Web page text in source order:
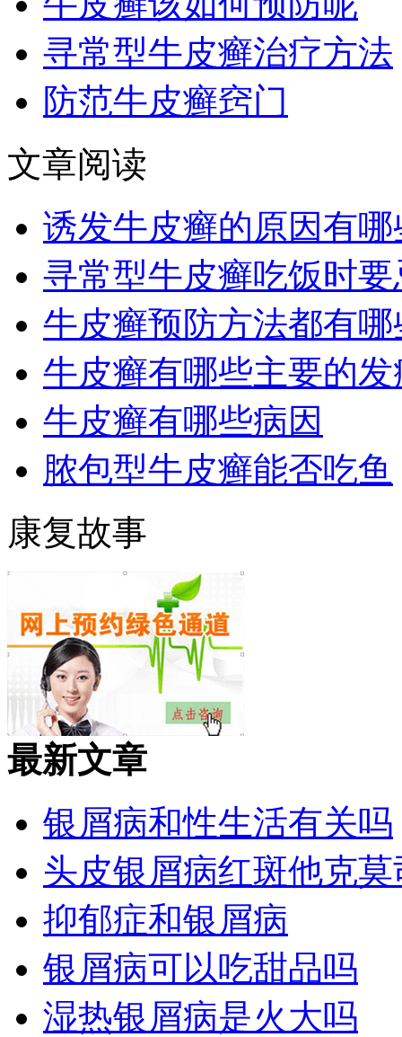
寻常型牛皮癣治疗方法
防范牛皮癣窍门
文章阅读
诱发牛皮癣的原因有哪
寻常型牛皮癣吃饭时
牛皮癣预防方法都有哪
牛皮癣有哪些主要的
牛皮癣有哪些病因
脓包型牛皮癣能否吃鱼
康复故事
最新文章
银屑病和性生活有关吗
头皮银屑病红斑他克莫
抑郁症和银屑病
银屑病可以吃甜品吗
湿热银屑病是火大吗